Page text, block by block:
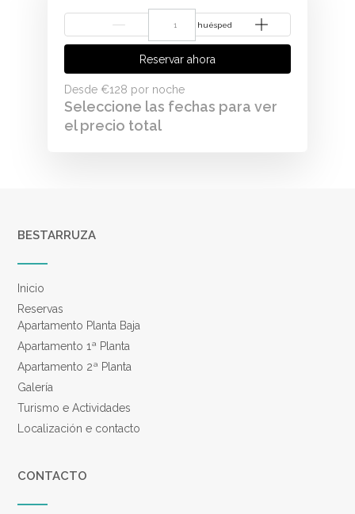
{{NumberOfGuests}} huésped
Reservar ahora
Desde €128 por noche
Seleccione las fechas para ver
el precio total
BESTARRUZA
Inicio
Reservas
Apartamento Planta Baja
Apartamento 1ª Planta
Apartamento 2ª Planta
Galería
Turismo e Actividades
Localización e contacto
CONTACTO